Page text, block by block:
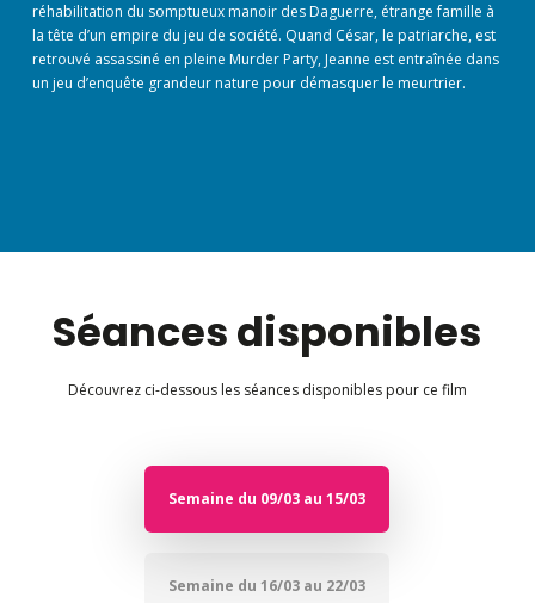
réhabilitation du somptueux manoir des Daguerre, étrange famille à
la tête d’un empire du jeu de société. Quand César, le patriarche, est
retrouvé assassiné en pleine Murder Party, Jeanne est entraînée dans
un jeu d’enquête grandeur nature pour démasquer le meurtrier.
Séances disponibles
Découvrez ci-dessous les séances disponibles pour ce film
Semaine du 09/03 au 15/03
Semaine du 16/03 au 22/03